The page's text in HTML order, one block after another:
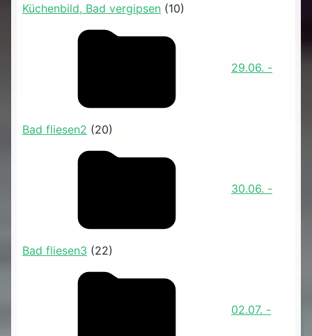
Küchenbild, Bad vergipsen (10)
29.06. -
Bad fliesen2 (20)
30.06. -
Bad fliesen3 (22)
02.07. -